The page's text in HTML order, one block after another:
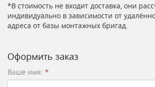
*В стоимость не входит доставка, они
индивидуально в зависимости от
адреса от базы монтажных бригад.
Оформить заказ
Ваше имя: *